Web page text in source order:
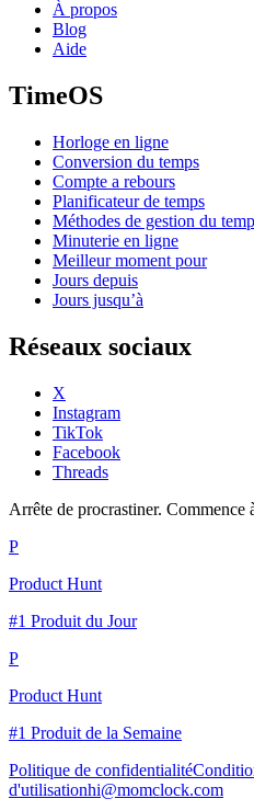
À propos
Blog
Aide
TimeOS
Horloge en ligne
Conversion du temps
Compte a rebours
Planificateur de temps
Méthodes de gestion du
Minuterie en ligne
Meilleur moment pour
Jours depuis
Jours jusqu’à
Réseaux sociaux
X
Instagram
TikTok
Facebook
Threads
Arrête de procrastiner. Commence
P
Product Hunt
#1 Produit du Jour
P
Product Hunt
#1 Produit de la Semaine
Politique de confidentialité
d'utilisationhi@momclock.com